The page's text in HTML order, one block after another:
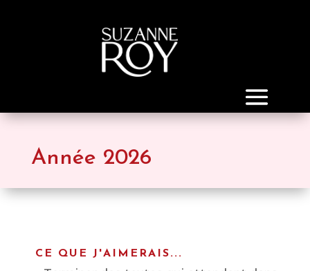
Année 2026
CE QUE J'AIMERAIS...